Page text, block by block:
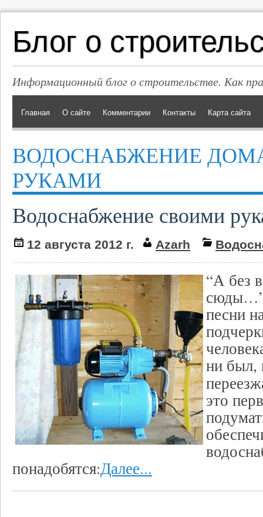
Блог о
Информационный блог о строительстве. Как
Главная О сайте Комментарии Контакты Карта сайта
ВОДОСНАБЖЕНИЕ
РУКАМИ
Водоснабжение своими
12 августа 2012 г. Azarh
“А без
сюды…”
песни
ни был,
это
понадобятся:Далее...